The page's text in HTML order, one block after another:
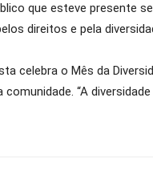
que esteve presente
direitos e pela
celebra o Mês da
“A